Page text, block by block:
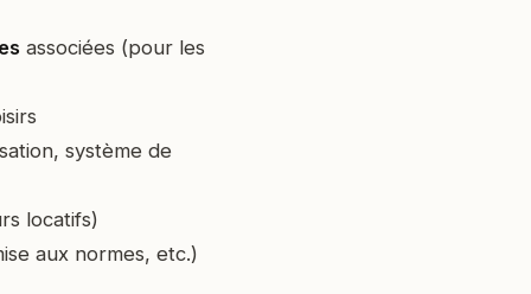
associées (pour les
système de
locatifs)
aux normes, etc.)